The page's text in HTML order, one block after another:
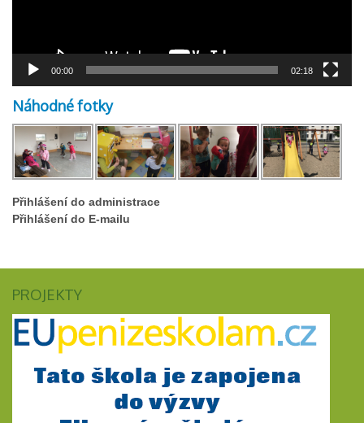
00:00 02:18
Náhodné fotky
Přihlášení do administrace
Přihlášení do E-mailu
PROJEKTY